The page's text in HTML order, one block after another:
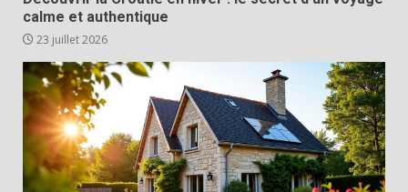
calme et authentique
23 juillet 2026